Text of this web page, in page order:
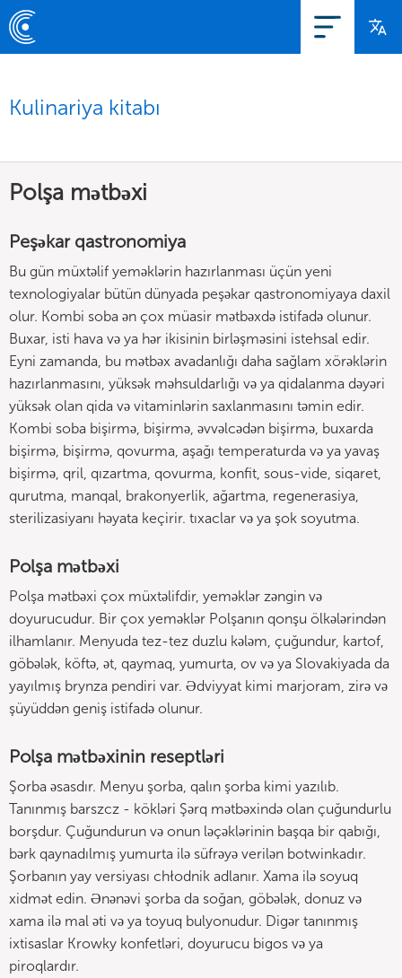
Kulinariya kitabı
Polşa mətbəxi
Peşəkar qastronomiya
Bu gün müxtəlif yeməklərin hazırlanması üçün yeni
texnologiyalar bütün dünyada peşəkar qastronomiyaya daxil
olur. Kombi soba ən çox müasir mətbəxdə istifadə olunur.
Buxar, isti hava və ya hər ikisinin birləşməsini istehsal edir.
Eyni zamanda, bu mətbəx avadanlığı daha sağlam xörəklərin
hazırlanmasını, yüksək məhsuldarlığı və ya qidalanma dəyəri
yüksək olan qida və vitaminlərin saxlanmasını təmin edir.
Kombi soba bişirmə, bişirmə, əvvəlcədən bişirmə, buxarda
bişirmə, bişirmə, qovurma, aşağı temperaturda və ya yavaş
bişirmə, qril, qızartma, qovurma, konfit, sous-vide, siqaret,
qurutma, manqal, brakonyerlik, ağartma, regenerasiya,
sterilizasiyanı həyata keçirir. tıxaclar və ya şok soyutma.
Polşa mətbəxi
Polşa mətbəxi çox müxtəlifdir, yeməklər zəngin və
doyurucudur. Bir çox yeməklər Polşanın qonşu ölkələrindən
ilhamlanır. Menyuda tez-tez duzlu kələm, çuğundur, kartof,
göbələk, köftə, ət, qaymaq, yumurta, ov və ya Slovakiyada da
yayılmış brynza pendiri var. Ədviyyat kimi marjoram, zirə və
şüyüddən geniş istifadə olunur.
Polşa mətbəxinin reseptləri
Şorba əsasdır. Menyu şorba, qalın şorba kimi yazılıb.
Tanınmış barszcz - kökləri Şərq mətbəxində olan çuğundurlu
borşdur. Çuğundurun və onun ləçəklərinin başqa bir qabığı,
bərk qaynadılmış yumurta ilə süfrəyə verilən botwinkadır.
Şorbanın yay versiyası chłodnik adlanır. Xama ilə soyuq
xidmət edin. Ənənəvi şorba da soğan, göbələk, donuz və
xama ilə mal əti və ya toyuq bulyonudur. Digər tanınmış
ixtisaslar Krowky konfetləri, doyurucu bigos və ya
piroqlardır.